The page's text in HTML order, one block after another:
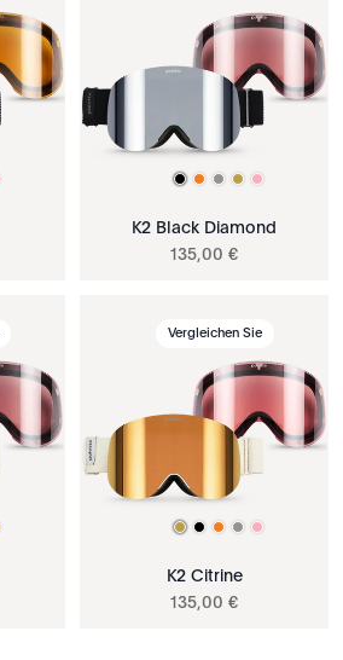
K2 Black Diamond
135,00 €
Vergleichen Sie
K2 Citrine
135,00 €